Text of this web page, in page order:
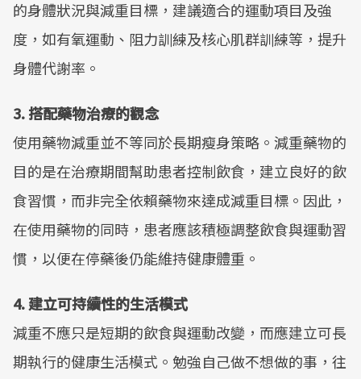
的身體狀況與減重目標，建議適合的運動項目及強
度，如有氧運動、阻力訓練及核心肌群訓練等，提升
身體代謝率。
3. 搭配藥物治療的觀念
使用藥物減重並不等同於長期瘦身策略。減重藥物的
目的是在治療期間幫助患者控制飲食，建立良好的飲
食習慣，而非完全依賴藥物來達成減重目標。因此，
在使用藥物的同時，患者應該積極調整飲食與運動習
慣，以便在停藥後仍能維持健康體重。
4. 建立可持續性的生活模式
減重不應只是短期的飲食與運動改變，而應建立可長
期執行的健康生活模式。勉強自己做不想做的事，往